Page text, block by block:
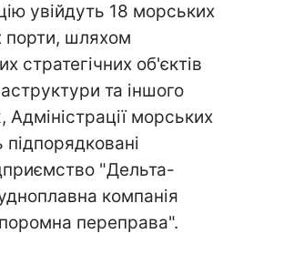
увійдуть 18 морських
порти, шляхом
стратегічних об'єктів
та іншого
морських
підпорядковані
"Дельта-
компанія
переправа".